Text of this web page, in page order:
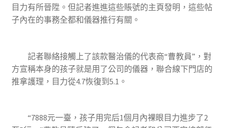
目力有所晉陞。但記者進進這些賬號的主頁發明，這些帖
子內在的事務全都和儀器推行有關。
記者聯絡接觸上了該款醫治儀的代表商“曹教員”，對
方宣稱本身的孩子就是用了公司的儀器，聯合線下門店的
推拿護理，目力從4.7恢復到5.1。
“7888元一臺，孩子用完后1個月內裸眼目力進步了2